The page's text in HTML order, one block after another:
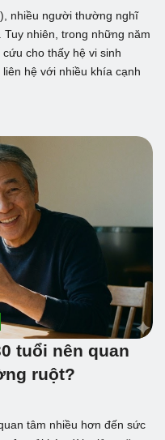
nhiều người thường nghĩ
nhiên, trong những năm
cho thấy hệ vi sinh
hệ với nhiều khía cạnh
tuổi nên quan
ruột?
tâm nhiều hơn đến sức